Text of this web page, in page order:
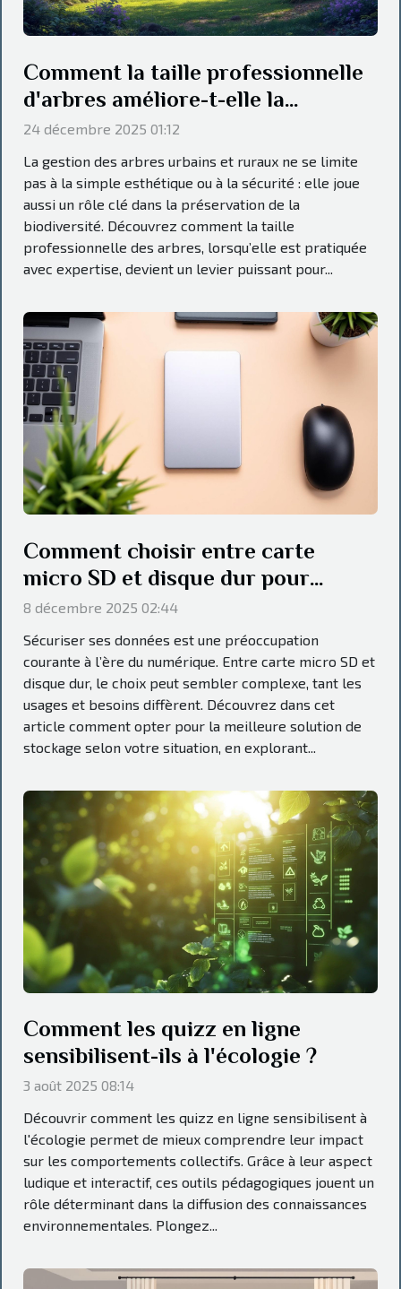
Comment la taille professionnelle
d'arbres améliore-t-elle la
biodiversité?
24 décembre 2025 01:12
La gestion des arbres urbains et ruraux ne se limite
pas à la simple esthétique ou à la sécurité : elle joue
aussi un rôle clé dans la préservation de la
biodiversité. Découvrez comment la taille
professionnelle des arbres, lorsqu’elle est pratiquée
avec expertise, devient un levier puissant pour...
Comment choisir entre carte
micro SD et disque dur pour
sécuriser vos données ?
8 décembre 2025 02:44
Sécuriser ses données est une préoccupation
courante à l’ère du numérique. Entre carte micro SD et
disque dur, le choix peut sembler complexe, tant les
usages et besoins diffèrent. Découvrez dans cet
article comment opter pour la meilleure solution de
stockage selon votre situation, en explorant...
Comment les quizz en ligne
sensibilisent-ils à l'écologie ?
3 août 2025 08:14
Découvrir comment les quizz en ligne sensibilisent à
l'écologie permet de mieux comprendre leur impact
sur les comportements collectifs. Grâce à leur aspect
ludique et interactif, ces outils pédagogiques jouent un
rôle déterminant dans la diffusion des connaissances
environnementales. Plongez...